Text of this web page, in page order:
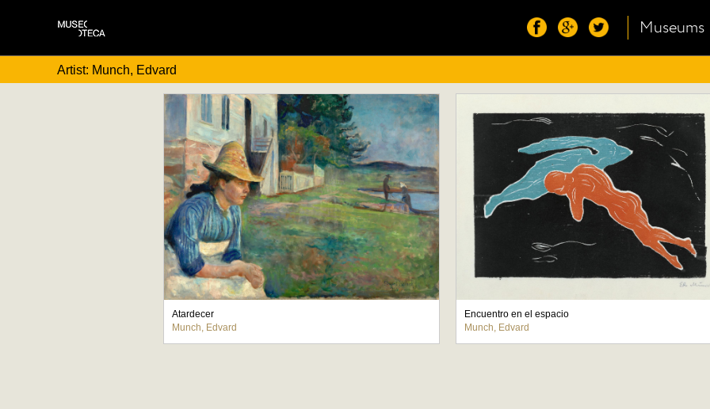
Museums
Artist: Munch, Edvard
Atardecer
Munch, Edvard
Encuentro en el espacio
Munch, Edvard